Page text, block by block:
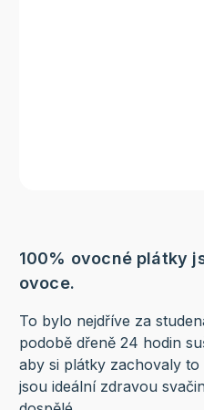
100% ovocné plátky
ovoce.
To bylo nejdříve za
podobě dřeně 24 hodin
aby si plátky zachovaly
jsou ideální zdravou